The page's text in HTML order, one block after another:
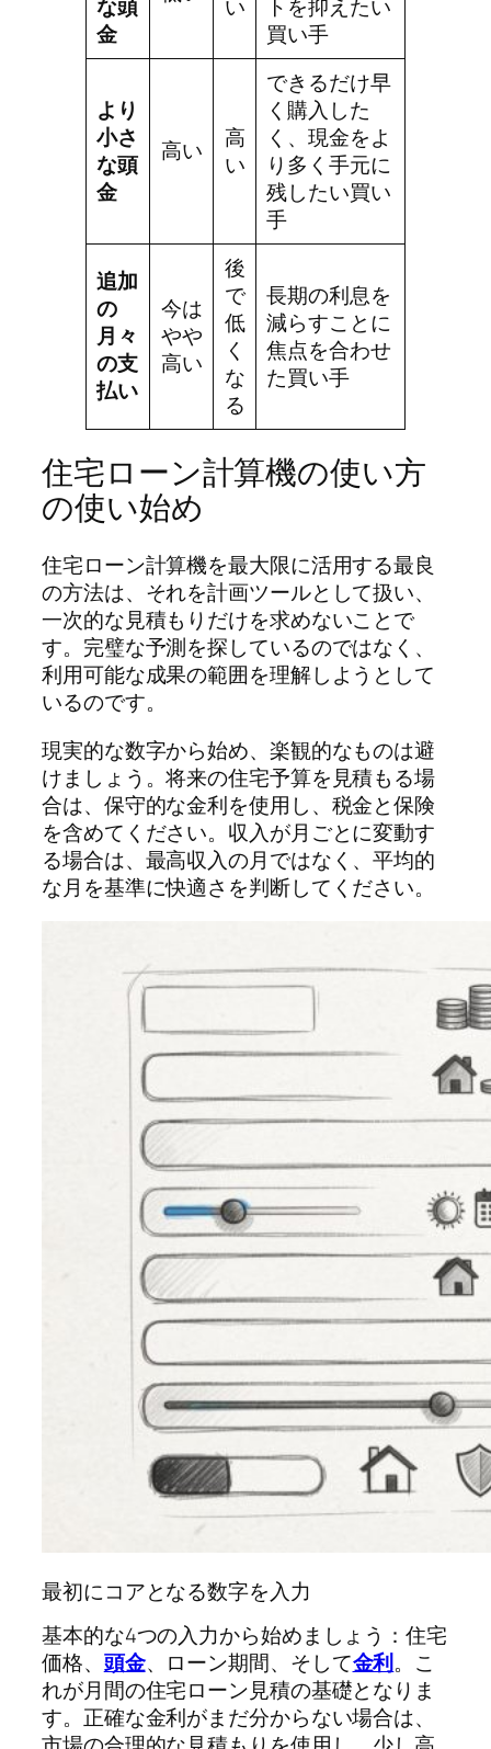
な頭
金
い
トを抑えたい
買い手
より
小さ
な頭
金
高い
高
い
できるだけ早
く購入した
く、現金をよ
り多く手元に
残したい買い
手
追加
の
月々
の支
払い
今は
やや
高い
後
で
低
く
な
る
長期の利息を
減らすことに
焦点を合わせ
た買い手
住宅ローン計算機の使い方
の使い始め
住宅ローン計算機を最大限に活用する最良
の方法は、それを計画ツールとして扱い、
一次的な見積もりだけを求めないことで
す。完璧な予測を探しているのではなく、
利用可能な成果の範囲を理解しようとして
いるのです。
現実的な数字から始め、楽観的なものは避
けましょう。将来の住宅予算を見積もる場
合は、保守的な金利を使用し、税金と保険
を含めてください。収入が月ごとに変動す
る場合は、最高収入の月ではなく、平均的
な月を基準に快適さを判断してください。
最初にコアとなる数字を入力
基本的な4つの入力から始めましょう：住宅
価格、 頭金、ローン期間、そして金利。こ
れが月間の住宅ローン見積の基礎となりま
す。正確な金利がまだ分からない場合は、